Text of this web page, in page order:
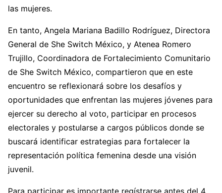
las mujeres.
En tanto, Angela Mariana Badillo Rodríguez, Directora
General de She Switch México, y Atenea Romero
Trujillo, Coordinadora de Fortalecimiento Comunitario
de She Switch México, compartieron que en este
encuentro se reflexionará sobre los desafíos y
oportunidades que enfrentan las mujeres jóvenes para
ejercer su derecho al voto, participar en procesos
electorales y postularse a cargos públicos donde se
buscará identificar estrategias para fortalecer la
representación política femenina desde una visión
juvenil.
Para participar es importante regístrarse antes del 4